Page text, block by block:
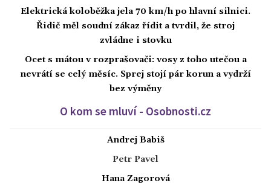
Elektrická koloběžka jela 70 km/h po hlavní silnici.
Řidič měl soudní zákaz řídit a tvrdil, že stroj
zvládne i stovku
Ocet s mátou v rozprašovači: vosy z toho utečou a
nevrátí se celý měsíc. Sprej stojí pár korun a vydrží
bez výměny
O kom se mluví - Osobnosti.cz
Andrej Babiš
Petr Pavel
Hana Zagorová